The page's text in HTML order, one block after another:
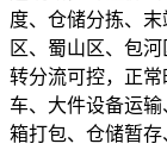
度、仓储分拣、
区、蜀山区、包
转分流可控，正
车、大件设备运
箱打包、仓储暂